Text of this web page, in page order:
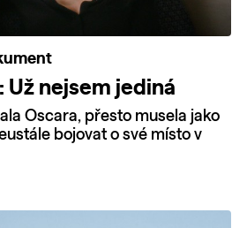
Už nejsem jediná
Oscara, přesto musela jako
bojovat o své místo v